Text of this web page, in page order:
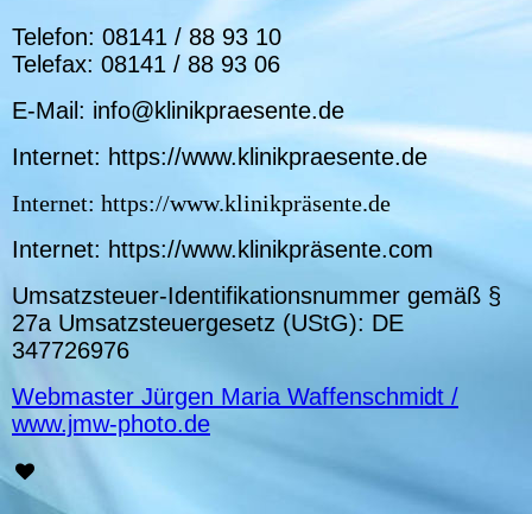
Telefon: 08141 / 88 93 10
Telefax: 08141 / 88 93 06
E-Mail: info@klinikpraesente.de
Internet: https://www.klinikpraesente.de
Internet: https://www.klinikpräsente.de
Internet: https://www.klinikpräsente.com
Umsatzsteuer-Identifikationsnummer gemäß §
27a Umsatzsteuergesetz (UStG): DE
347726976
Webmaster Jürgen Maria Waffenschmidt /
www.jmw-photo.de